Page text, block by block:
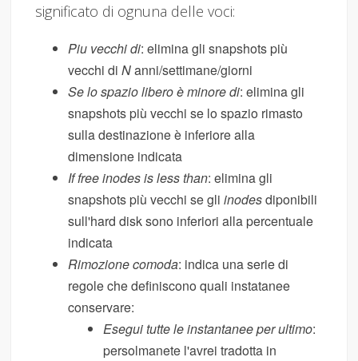
significato di ognuna delle voci:
Piu vecchi di: elimina gli snapshots più
vecchi diNanni/settimane/giorni
Se lo spazio libero è minore di: elimina gli
snapshots più vecchi se lo spazio rimasto
sulla destinazione è inferiore alla
dimensione indicata
If free inodes is less than: elimina gli
snapshots più vecchi se gliinodesdiponibili
sull'hard disk sono inferiori alla percentuale
indicata
Rimozione comoda: indica una serie di
regole che definiscono quali instatanee
conservare:
Esegui tutte le instantanee per ultimo:
persolmanete l'avrei tradotta in